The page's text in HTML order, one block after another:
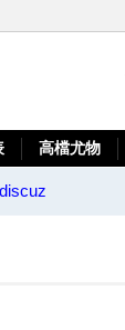
高檔尤物
discuz